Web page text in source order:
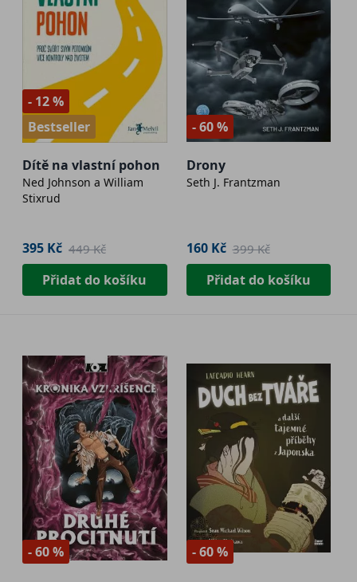
- 12 %
Bestseller
Dítě na vlastní pohon
Ned Johnson a William
Stixrud
395 Kč 449 Kč
Přidat do košíku
- 60 %
Drony
Seth J. Frantzman
160 Kč 399 Kč
Přidat do košíku
- 60 % - 60 %